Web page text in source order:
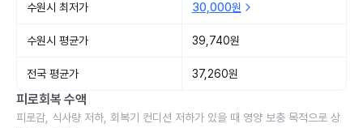
수원시 최저가 30,000원
수원시 평균가 39,740원
전국 평균가 37,260원
피로회복 수액
피로감, 식사량 저하, 회복기 컨디션 저하가 있을 때 영양 보충 목적으로 상